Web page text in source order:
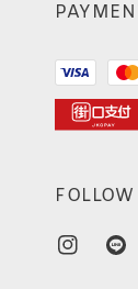
FOLLOW